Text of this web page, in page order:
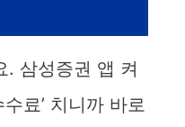
. 삼성증권 앱 켜
료’ 치니까 바로